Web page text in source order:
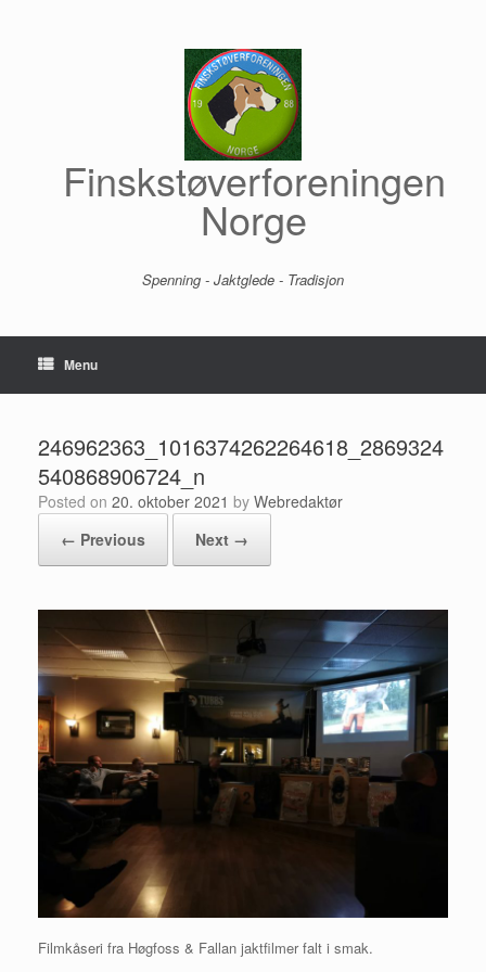
Finskstøverforeningen
Norge
Spenning - Jaktglede - Tradisjon
Menu
246962363_1016374262264618_2869324
540868906724_n
Posted on 20. oktober 2021 by Webredaktør
← Previous
Next →
Filmkåseri fra Høgfoss & Fallan jaktfilmer falt i smak.